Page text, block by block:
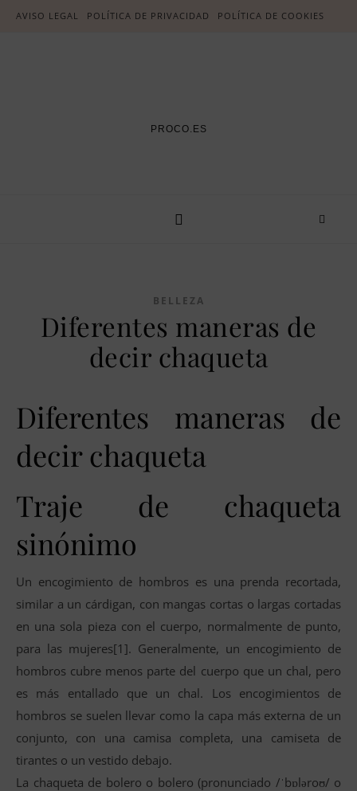
AVISO LEGAL POLÍTICA DE PRIVACIDAD POLÍTICA DE COOKIES
PROCO.ES
BELLEZA
Diferentes maneras de
decir chaqueta
Diferentes maneras de
decir chaqueta
Traje de chaqueta
sinónimo
Un encogimiento de hombros es una prenda recortada,
similar a un cárdigan, con mangas cortas o largas cortadas
en una sola pieza con el cuerpo, normalmente de punto,
para las mujeres[1]. Generalmente, un encogimiento de
hombros cubre menos parte del cuerpo que un chal, pero
es más entallado que un chal. Los encogimientos de
hombros se suelen llevar como la capa más externa de un
conjunto, con una camisa completa, una camiseta de
tirantes o un vestido debajo.
La chaqueta de bolero o bolero (pronunciado /ˈbɒləroʊ/ o